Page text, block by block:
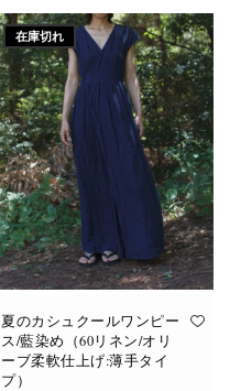
ジ
か
ら
選
択
で
き
ま
す
の
商
品
に
複
数
の
ョ
ン
が
あ
り
ま
オ
プ
シ
ョ
在庫切れ
夏のカシュクールワンピー
ス/藍染め（60リネン/オリ
ーブ柔軟仕上げ:薄手タイ
プ）